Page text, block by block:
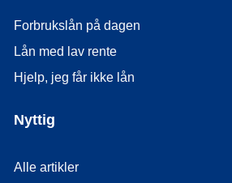
Forbrukslån på dagen
Lån med lav rente
Hjelp, jeg får ikke lån
Nyttig
Alle artikler